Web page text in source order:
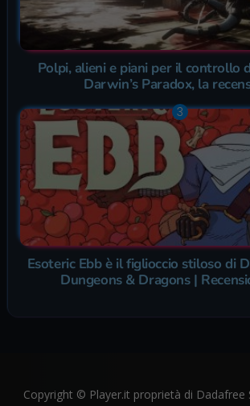
Polpi, alieni e piani per il controllo
Darwin’s Paradox, la
Esoteric Ebb è il figlioccio stiloso di
Dungeons & Dragons |
Copyright © Player.it proprietà di Dadafree